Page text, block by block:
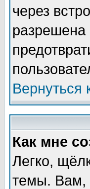
через
разрешена
Вернуться
Как мне
Легко,
темы. Вам,